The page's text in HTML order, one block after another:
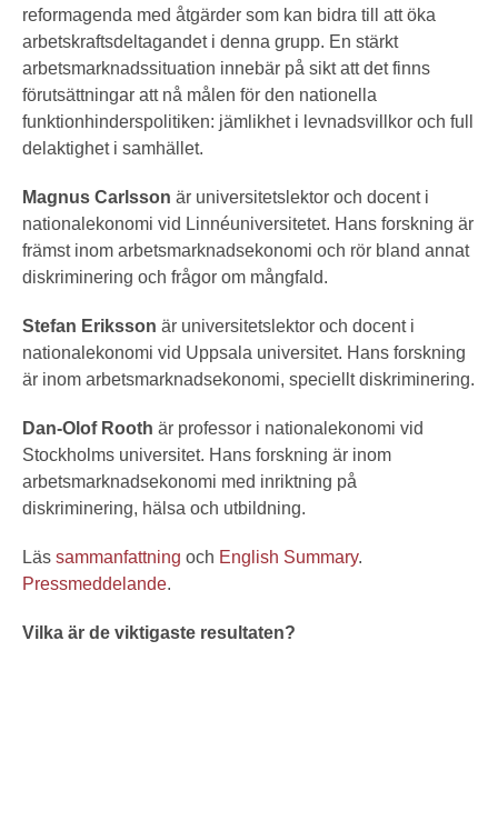
reformagenda med åtgärder som kan bidra till att öka
arbetskraftsdeltagandet i denna grupp. En stärkt
arbetsmarknadssituation innebär på sikt att det finns
förutsättningar att nå målen för den nationella
funktionhinderspolitiken: jämlikhet i levnadsvillkor och full
delaktighet i samhället.
Magnus Carlsson är universitetslektor och docent i
nationalekonomi vid Linnéuniversitetet. Hans forskning är
främst inom arbetsmarknadsekonomi och rör bland annat
diskriminering och frågor om mångfald.
Stefan Eriksson är universitetslektor och docent i
nationalekonomi vid Uppsala universitet. Hans forskning
är inom arbetsmarknadsekonomi, speciellt diskriminering.
Dan-Olof Rooth är professor i nationalekonomi vid
Stockholms universitet. Hans forskning är inom
arbetsmarknadsekonomi med inriktning på
diskriminering, hälsa och utbildning.
Läs sammanfattning och English Summary.
Pressmeddelande.
Vilka är de viktigaste resultaten?